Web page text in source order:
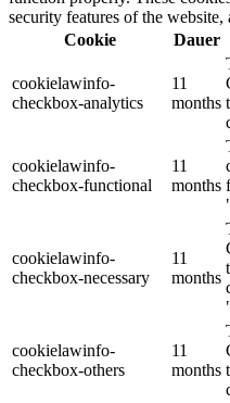
security features of the website,
Cookie
Dauer
cookielawinfo-
checkbox-analytics
11
months
cookielawinfo-
checkbox-functional
11
months
cookielawinfo-
checkbox-necessary
11
months
cookielawinfo-
checkbox-others
11
months